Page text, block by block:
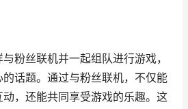
粉丝联机并一起组队进行游戏，
话题。通过与粉丝联机，不仅能
，还能共同享受游戏的乐趣。这